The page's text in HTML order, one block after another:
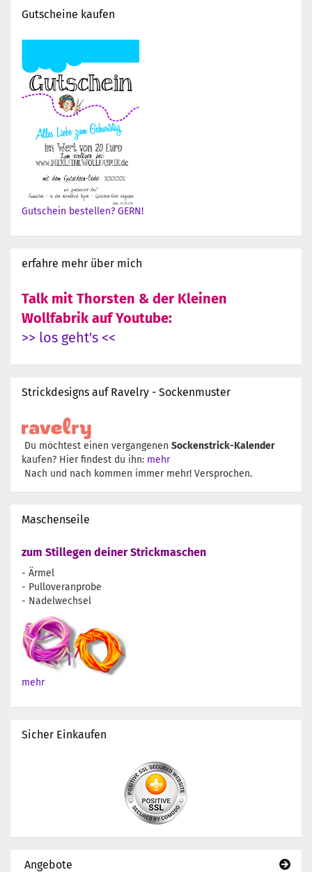
Gutscheine kaufen
Gutschein bestellen? GERN!
erfahre mehr über mich
Talk mit Thorsten & der Kleinen
Wollfabrik auf Youtube:
>> los geht's <<
Strickdesigns auf Ravelry - Sockenmuster
Du möchtest einen vergangenen Sockenstrick-Kalender
kaufen? Hier findest du ihn: mehr
Nach und nach kommen immer mehr! Versprochen.
Maschenseile
zum Stillegen deiner Strickmaschen
- Ärmel
- Pulloveranprobe
- Nadelwechsel
mehr
Sicher Einkaufen
Angebote